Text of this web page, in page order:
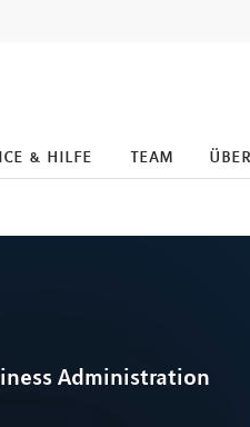
& hilfe team
Administration